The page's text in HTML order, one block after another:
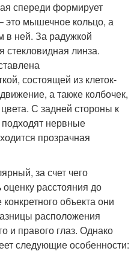
спереди формирует
это мышечное кольцо, а
в ней. За радужкой
стекловидная линза.
состоящей из клеток-
а также колбочек,
С задней стороны к
подходят нервные
прозрачная
за счет чего
расстояния до
объекта они
расположения
и правого глаз. Однако
следующие особенности: